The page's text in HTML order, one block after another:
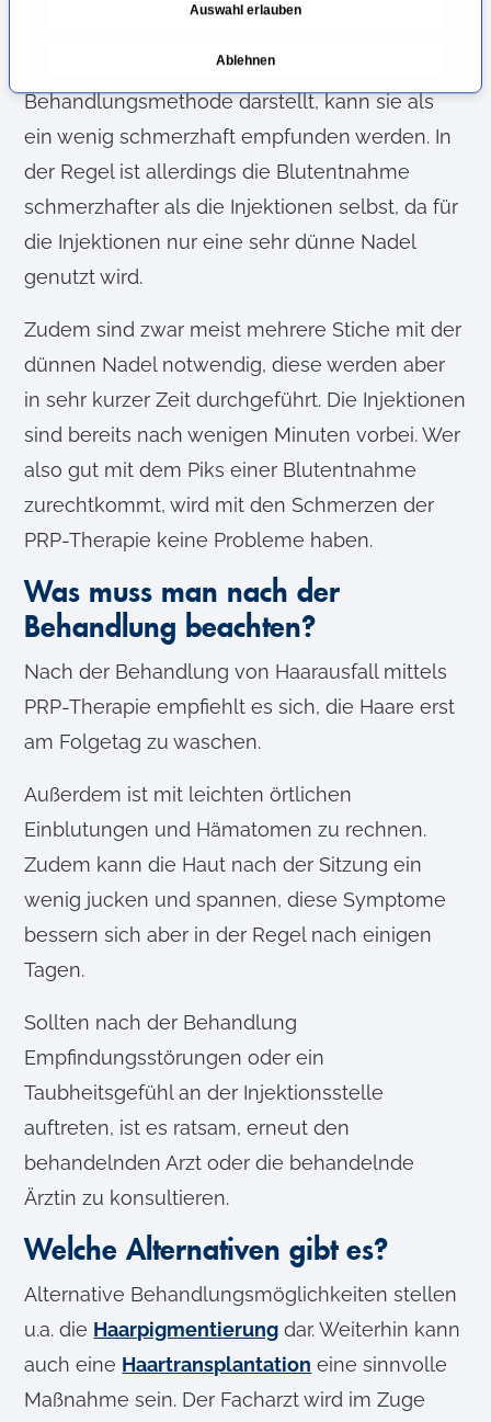
s
u
s
w
h
l
Auswahl erlauben
Ablehnen
Ist die PRP-Therapie schmerzhaft?
Da die PRP-Therapie eine invasive
Behandlungsmethode darstellt, kann sie als
ein wenig schmerzhaft empfunden werden. In
der Regel ist allerdings die Blutentnahme
schmerzhafter als die Injektionen selbst, da für
die Injektionen nur eine sehr dünne Nadel
genutzt wird.
Zudem sind zwar meist mehrere Stiche mit der
dünnen Nadel notwendig, diese werden aber
in sehr kurzer Zeit durchgeführt. Die Injektionen
sind bereits nach wenigen Minuten vorbei. Wer
also gut mit dem Piks einer Blutentnahme
zurechtkommt, wird mit den Schmerzen der
PRP-Therapie keine Probleme haben.
Was muss man nach der
Behandlung beachten?
Nach der Behandlung von Haarausfall mittels
PRP-Therapie empfiehlt es sich, die Haare erst
am Folgetag zu waschen.
Außerdem ist mit leichten örtlichen
Einblutungen und Hämatomen zu rechnen.
Zudem kann die Haut nach der Sitzung ein
wenig jucken und spannen, diese Symptome
bessern sich aber in der Regel nach einigen
Tagen.
Sollten nach der Behandlung
Empfindungsstörungen oder ein
Taubheitsgefühl an der Injektionsstelle
auftreten, ist es ratsam, erneut den
behandelnden Arzt oder die behandelnde
Ärztin zu konsultieren.
Welche Alternativen gibt es?
Alternative Behandlungsmöglichkeiten stellen
u.a. die Haarpigmentierung dar. Weiterhin kann
auch eine Haartransplantation eine sinnvolle
Maßnahme sein. Der Facharzt wird im Zuge